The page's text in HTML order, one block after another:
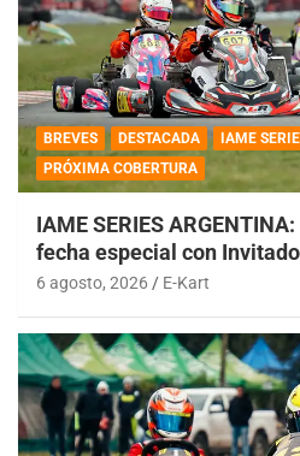
BREVES DESTACADA
IAME
PRÓXIMA COBERTURA
IAME SERIES
fecha especial con
6 agosto, 2026 E-Kart